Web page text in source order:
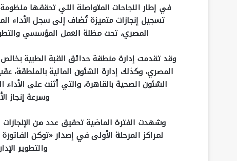
في إطار النجاحات المتواصلة التي تحققها
تسجيل إنجازات متميزة تُضاف إلى سجل الأداء
المصري، تحت مظلة العمل المؤسسي
وقد تقدمت إدارة منطقة حدائق القبة الطبية
المصري، وكذلك إدارة الشئون المالية بالمنطقة،
الشئون الصحية بالقاهرة، والتي أثنت على
وسرعة إنجاز
وشهدت الفترة الماضية تحقيق عدد من
لمراكز المرحلة الأولى في إصدار «توكن
والتطوير